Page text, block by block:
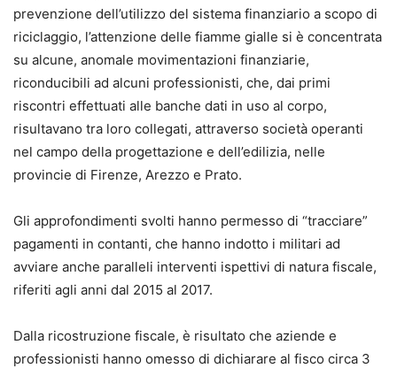
prevenzione dell’utilizzo del sistema finanziario a scopo di
riciclaggio, l’attenzione delle fiamme gialle si è concentrata
su alcune, anomale movimentazioni finanziarie,
riconducibili ad alcuni professionisti, che, dai primi
riscontri effettuati alle banche dati in uso al corpo,
risultavano tra loro collegati, attraverso società operanti
nel campo della progettazione e dell’edilizia, nelle
provincie di Firenze, Arezzo e Prato.
Gli approfondimenti svolti hanno permesso di “tracciare”
pagamenti in contanti, che hanno indotto i militari ad
avviare anche paralleli interventi ispettivi di natura fiscale,
riferiti agli anni dal 2015 al 2017.
Dalla ricostruzione fiscale, è risultato che aziende e
professionisti hanno omesso di dichiarare al fisco circa 3